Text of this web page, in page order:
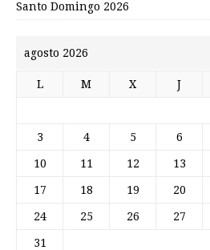
Santo Domingo 2026
agosto 2026
L M X J
3 4 5 6
10 11 12 13
17 18 19 20
24 25 26 27
31